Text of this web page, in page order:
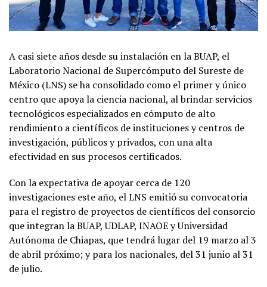
A casi siete años desde su instalación en la BUAP, el
Laboratorio Nacional de Supercómputo del Sureste de
México (LNS) se ha consolidado como el primer y único
centro que apoya la ciencia nacional, al brindar servicios
tecnológicos especializados en cómputo de alto
rendimiento a científicos de instituciones y centros de
investigación, públicos y privados, con una alta
efectividad en sus procesos certificados.
Con la expectativa de apoyar cerca de 120
investigaciones este año, el LNS emitió su convocatoria
para el registro de proyectos de científicos del consorcio
que integran la BUAP, UDLAP, INAOE y Universidad
Autónoma de Chiapas, que tendrá lugar del 19 marzo al 3
de abril próximo; y para los nacionales, del 31 junio al 31
de julio.